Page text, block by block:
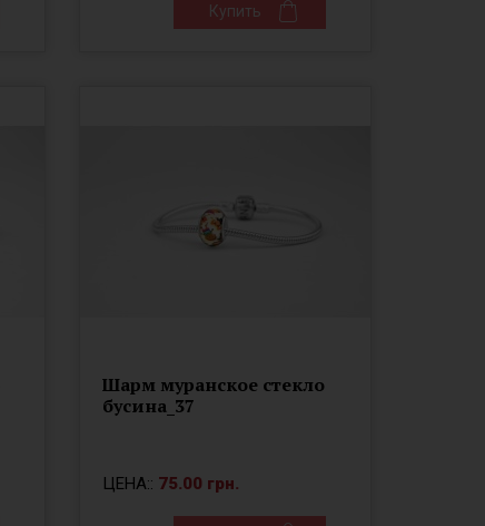
Купить
Шарм муранское стекло
бусина_37
ЦЕНА:: 75.00 грн.